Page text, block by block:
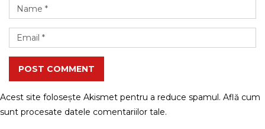
POST COMMENT
Acest site folosește Akismet pentru a reduce spamul. Află cum
sunt procesate datele comentariilor tale.